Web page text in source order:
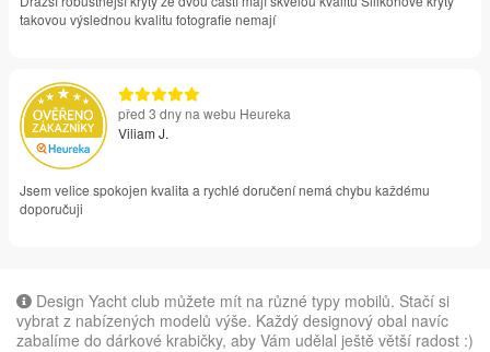
takovou výslednou kvalitu fotografie nemají
před 3 dny na webu Heureka
Viliam J.
Jsem velice spokojen kvalita a rychlé doručení nemá chybu každému
doporučuji
Design Yacht club můžete mít na různé typy mobilů. Stačí si
vybrat z nabízených modelů výše. Každý designový obal navíc
zabalíme do dárkové krabičky, aby Vám udělal ještě větší radost :)